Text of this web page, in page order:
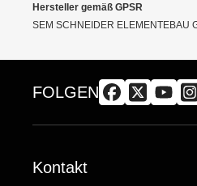
Hersteller gemäß GPSR
SEM SCHNEIDER ELEMENTEBAU
FOLGEN
Kontakt